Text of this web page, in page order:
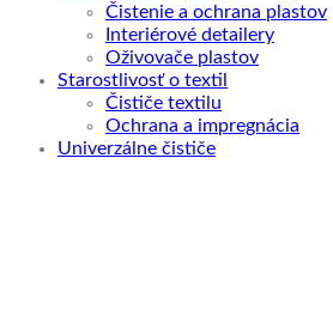
Čistenie a ochrana plastov
Interiérové detailery
Oživovače plastov
Starostlivosť o textil
Čističe textilu
Ochrana a impregnácia
Univerzálne čističe